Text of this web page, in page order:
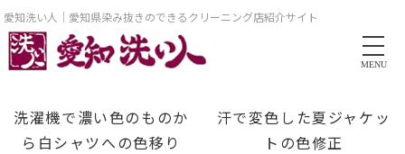
愛知洗い人｜愛知県染み抜きのできるクリーニング店紹介サイト
MENU
洗濯機で濃い色のものか
ら白シャツへの色移り
汗で変色した夏ジャケッ
トの色修正